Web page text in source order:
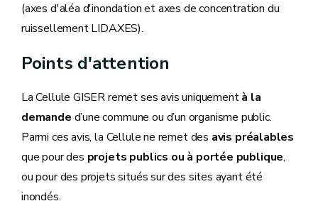
(axes d'aléa d'inondation et axes de concentration du
ruissellement LIDAXES).
Points d'attention
La Cellule GISER remet ses avis uniquementà la
demande d’une commune ou d’un organisme public.
Parmi ces avis, la Cellule ne remet des avis préalables
que pour des projets publics ou à portée publique,
ou pour des projets situés sur des sites ayant été
inondés.